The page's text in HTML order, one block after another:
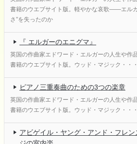
書籍のウエブサイト版。軽やかな哀歌――エル
さ”を失ったのか
『 エルガーのエニグマ』
英国の作曲家エドワード・エルガーの人生や作
書籍のウエブサイト版。ウッド・マジック・・
ピアノ三重奏曲のための3つの楽章
英国の作曲家エドワード・エルガーの人生や作
書籍のウエブサイト版。ウッド・マジック・・
アビゲイル・ヤング・アンド・フレ